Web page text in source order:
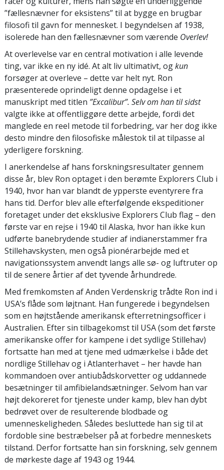
”fællesnævner for eksistens” til at bygge en brugbar
filosofi til gavn for mennesket. I begyndelsen af 1938,
isolerede han den fællesnævner som værende Overlev!
At overlevelse var en central motivation i alle levende
ting, var ikke en ny idé. At alt liv ultimativt, ogkun
forsøger at overleve – dette var helt nyt. Ron
præsenterede oprindeligt denne opdagelse i et
manuskript med titlen ”Excalibur”. Selv om han til sidst
valgte ikke at offentliggøre dette arbejde, fordi det
manglede en reel metode til forbedring, var her dog ikke
desto mindre den filosofiske målestok til at tilpasse al
yderligere forskning.
I anerkendelse af hans forskningsresultater gennem
disse år, blev Ron optaget i den berømte Explorers Club i
1940, hvor han var blandt de ypperste eventyrere fra
hans tid. Derfor blev alle efterfølgende ekspeditioner
foretaget under det eksklusive Explorers Club flag – den
første var en rejse i 1940 til Alaska, hvor han ikke kun
udførte banebrydende studier af indianerstammer fra
Stillehavskysten, men også pionérarbejde med et
navigationssystem anvendt langs alle sø- og luftruter op
til de senere årtier af det tyvende århundrede.
Med fremkomsten af Anden Verdenskrig trådte Ron ind i
USA’s flåde som løjtnant. Han fungerede i begyndelsen
som en højtstående amerikansk efterretningsofficer i
Australien. Efter sin tilbagekomst til USA (som det første
amerikanske offer for kampene i det sydlige Stillehav)
fortsatte han med at tjene med udmærkelse i både det
nordlige Stillehav og i Atlanterhavet – her havde han
kommandoen over antiubådskorvetter og uddannede
besætninger til amfibielandsætninger. Selvom han var
højt dekoreret for tjeneste under kamp, blev han dybt
bedrøvet over de resulterende blodbade og
umenneskeligheden. Således besluttede han sig til at
fordoble sine bestræbelser på at forbedre menneskets
tilstand. Derfor fortsatte han sin forskning, selv gennem
de mørkeste dage af 1943 og 1944.